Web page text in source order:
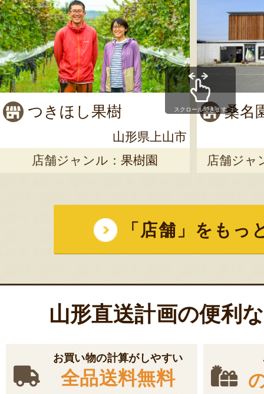
つきほし果樹
山形県上山市
店舗ジャンル： 果樹園
桑名
店舗ジャ
スクロールできます
「店舗」をもっ
山形直送計画の便利
お買い物の計算がしやすい
全品送料無料